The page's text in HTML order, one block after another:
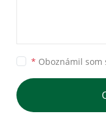
* Oboznámil som